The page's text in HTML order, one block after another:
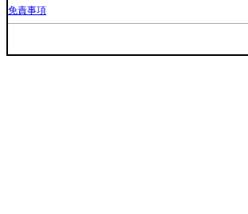
免責事項